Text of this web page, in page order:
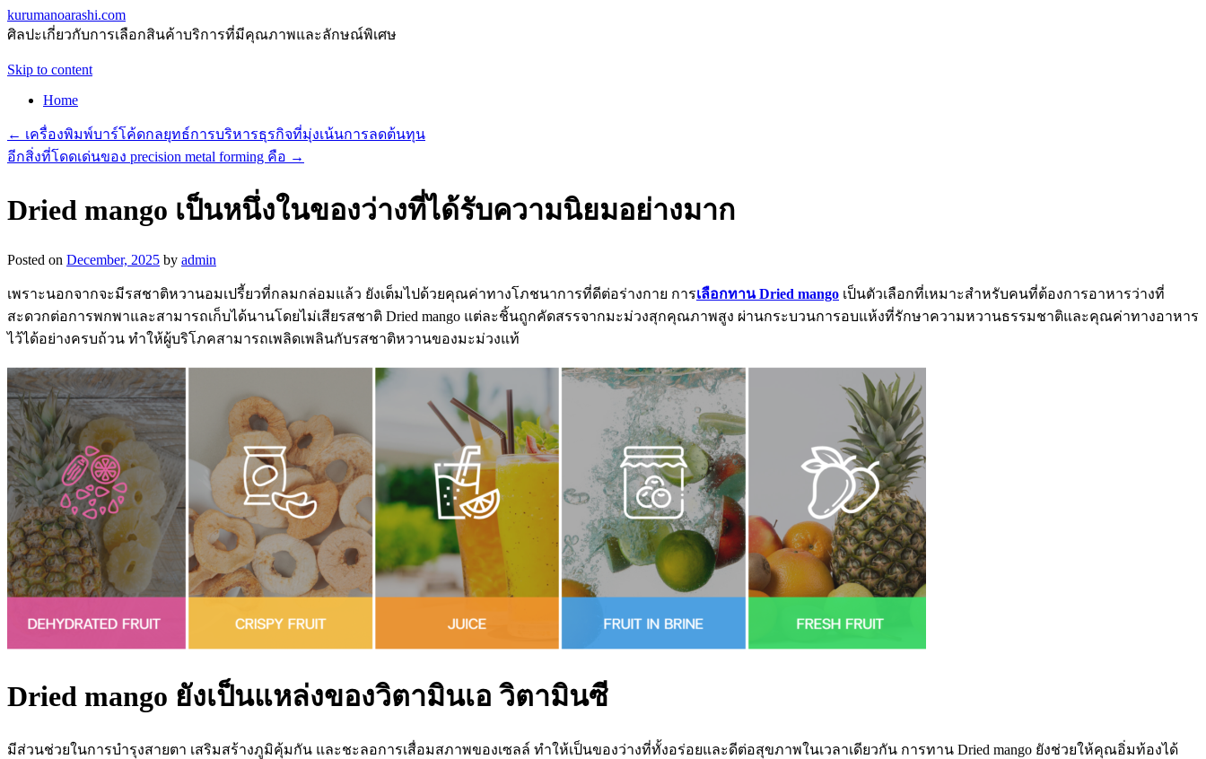
kurumanoarashi.com
ศิลปะเกี่ยวกับการเลือกสินค้าบริการที่มีคุณภาพและลักษณ์พิเศษ
Skip to content
Home
← เครื่องพิมพ์บาร์โค้ดกลยุทธ์การบริหารธุรกิจที่มุ่งเน้นการลดต้นทุน
อีกสิ่งที่โดดเด่นของ precision metal forming คือ →
Dried mango เป็นหนึ่งในของว่างที่ได้รับความนิยมอย่างมาก
Posted on December, 2025 by admin
เพราะนอกจากจะมีรสชาติหวานอมเปรี้ยวที่กลมกล่อมแล้ว ยังเต็มไปด้วยคุณค่าทางโภชนาการที่ดีต่อร่างกาย การเลือกทาน Dried mango เป็นตัวเลือกที่เหมาะสำหรับคนที่ต้องการอาหารว่างที่
สะดวกต่อการพกพาและสามารถเก็บได้นานโดยไม่เสียรสชาติ Dried mango แต่ละชิ้นถูกคัดสรรจากมะม่วงสุกคุณภาพสูง ผ่านกระบวนการอบแห้งที่รักษาความหวานธรรมชาติและคุณค่าทางอาหาร
ไว้ได้อย่างครบถ้วน ทำให้ผู้บริโภคสามารถเพลิดเพลินกับรสชาติหวานของมะม่วงแท้
Dried mango ยังเป็นแหล่งของวิตามินเอ วิตามินซี
มีส่วนช่วยในการบำรุงสายตา เสริมสร้างภูมิคุ้มกัน และชะลอการเสื่อมสภาพของเซลล์ ทำให้เป็นของว่างที่ทั้งอร่อยและดีต่อสุขภาพในเวลาเดียวกัน การทาน Dried mango ยังช่วยให้คุณอิ่มท้องได้